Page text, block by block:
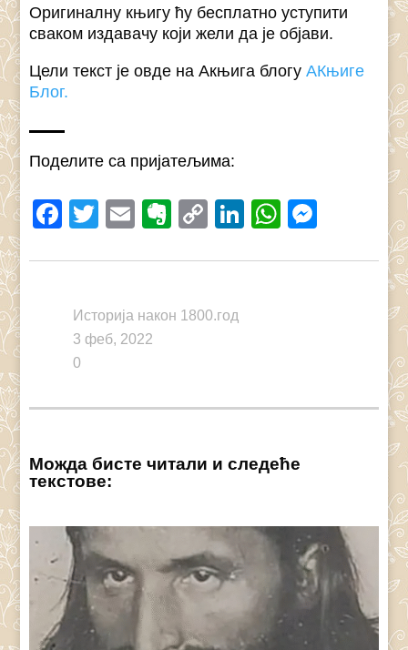
Оригиналну књигу ћу бесплатно уступити
сваком издавачу који жели да је објави.
Цели текст је овде на Акњига блогуАКњиге
Блог.
Поделите са пријатељима:
Facebook
Twitter
EmailEvernote
CopyLinkedIn
Историја након 1800.год
3 феб, 2022
0
Можда бисте читали и следеће
текстове: